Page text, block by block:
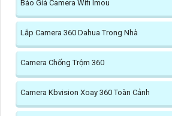
Báo Giá Camera Wifi Imou
Lắp Camera 360 Dahua Trong Nhà
Camera Chống Trộm 360
Camera Kbvision Xoay 360 Toàn Cảnh